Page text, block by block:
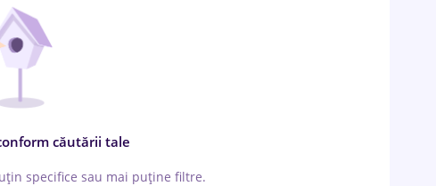
căutării tale
specifice sau mai puține filtre.